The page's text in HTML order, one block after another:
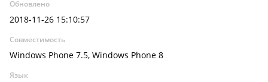
Обновлено
2018-11-26 15:10:57
Совместимость
Windows Phone 7.5, Windows Phone 8
Язык